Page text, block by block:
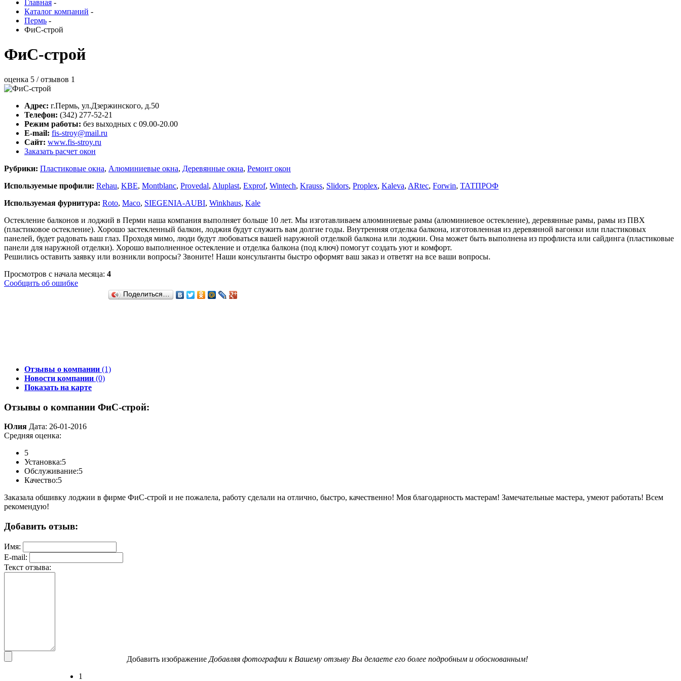
Главная -
Каталог компаний -
Пермь -
ФиС-строй
ФиС-строй
оценка 5 / отзывов 1
Адрес: г.Пермь, ул.Дзержинского, д.50
Телефон: (342) 277-52-21
Режим работы: без выходных с 09.00-20.00
E-mail: fis-stroy@mail.ru
Сайт: www.fis-stroy.ru
Заказать расчет окон
Рубрики: Пластиковые окна, Алюминиевые окна, Деревянные окна, Ремонт окон
Используемые профили: Rehau, KBE, Montblanc, Provedal, Aluplast, Exprof, Wintech, Krauss, Slidors, Proplex, Kaleva, ARtec, Forwin, ТАТПРОФ
Используемая фурнитура: Roto, Maco, SIEGENIA-AUBI, Winkhaus, Kale
Остекление балконов и лоджий в Перми наша компания выполняет больше 10 лет. Мы изготавливаем алюминиевые рамы (алюминиевое остекление), деревянные рамы, рамы из ПВХ
(пластиковое остекление). Хорошо застекленный балкон, лоджия будут служить вам долгие годы. Внутренняя отделка балкона, изготовленная из деревянной вагонки или пластиковых
панелей, будет радовать ваш глаз. Проходя мимо, люди будут любоваться вашей наружной отделкой балкона или лоджии. Она может быть выполнена из профлиста или сайдинга (пластиковые
панели для наружной отделки). Хорошо выполненное остекление и отделка балкона (под ключ) помогут создать уют и комфорт.
Решились оставить заявку или возникли вопросы? Звоните! Наши консультанты быстро оформят ваш заказ и ответят на все ваши вопросы.
Просмотров с начала месяца: 4
Сообщить об ошибке
Поделиться…
Отзывы о компании (1)
Новости компании (0)
Показать на карте
Отзывы о компании ФиС-строй:
Юлия Дата: 26-01-2016
Средняя оценка:
5
Установка:5
Обслуживание:5
Качество:5
Заказала обшивку лоджии в фирме ФиС-строй и не пожалела, работу сделали на отлично, быстро, качественно! Моя благодарность мастерам! Замечательные мастера, умеют работать! Всем
рекомендую!
Добавить отзыв:
Имя:
E-mail:
Текст отзыва:
Добавить изображение Добавляя фотографии к Вашему отзыву Вы делаете его более подробным и обоснованным!
1